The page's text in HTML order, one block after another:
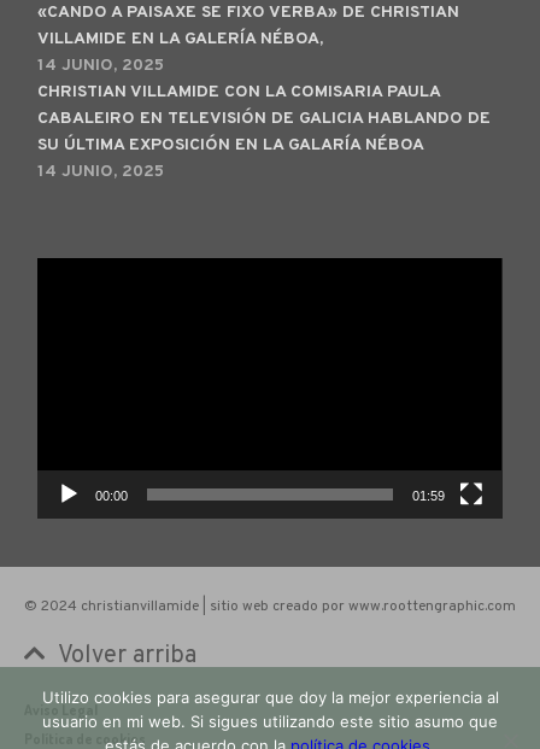
«CANDO A PAISAXE SE FIXO VERBA» DE CHRISTIAN
VILLAMIDE EN LA GALERÍA NÉBOA,
14 JUNIO, 2025
CHRISTIAN VILLAMIDE CON LA COMISARIA PAULA
CABALEIRO EN TELEVISIÓN DE GALICIA HABLANDO DE
SU ÚLTIMA EXPOSICIÓN EN LA GALARÍA NÉBOA
14 JUNIO, 2025
00:00 01:59
© 2024 christianvillamide | sitio web creado por www.roottengraphic.com
Volver arriba
Aviso Legal
Política de cookies
Utilizo cookies para asegurar que doy la mejor experiencia al
usuario en mi web. Si sigues utilizando este sitio asumo que